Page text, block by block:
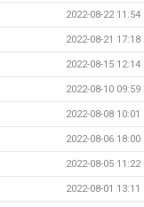
2022-08-22 11:54
2022-08-21 17:18
2022-08-15 12:14
2022-08-10 09:59
2022-08-08 10:01
2022-08-06 18:00
2022-08-05 11:22
2022-08-01 13:11